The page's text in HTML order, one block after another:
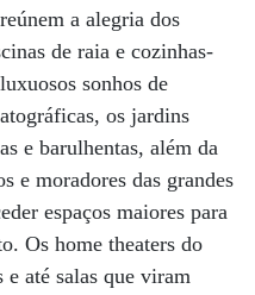
a alegria dos
de raia e cozinhas-
sonhos de
os jardins
e barulhentas, além da
e moradores das grandes
espaços maiores para
Os home theaters do
e até salas que viram